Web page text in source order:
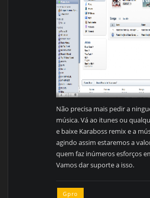
Não precisa mais pedir a
música. Vá ao itunes ou
e baixe Karaboss remix e a
agindo assim estaremos a
quem faz inúmeros esforços
Vamos dar suporte a isso.
Gpro